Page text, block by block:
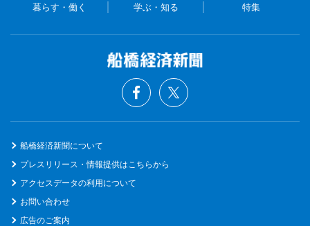
暮らす・働く 学ぶ・知る 特集
船橋経済新聞について
プレスリリース・情報提供はこちらから
アクセスデータの利用について
お問い合わせ
広告のご案内